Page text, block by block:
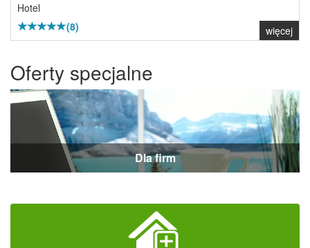
Hotel
(8)
więcej
Oferty specjalne
Dla firm